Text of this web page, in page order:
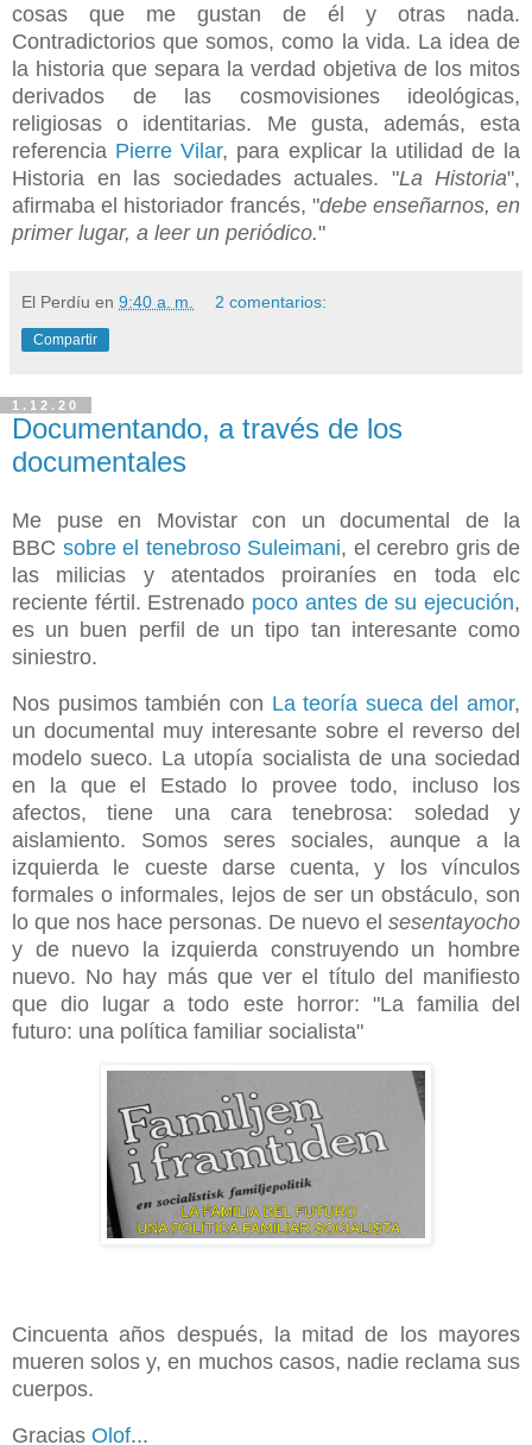
cosas que me gustan de él y otras nada.
Contradictorios que somos, como la vida. La idea de
la historia que separa la verdad objetiva de los mitos
derivados de las cosmovisiones ideológicas,
religiosas o identitarias. Me gusta, además, esta
referencia Pierre Vilar, para explicar la utilidad de la
Historia en las sociedades actuales. "La Historia",
afirmaba el historiador francés, "debe enseñarnos, en
primer lugar, a leer un periódico."
El Perdíu en 9:40 a. m. 2 comentarios:
Compartir
1.12.20
Documentando, a través de los
documentales
Me puse en Movistar con un documental de la
BBC sobre el tenebroso Suleimani, el cerebro gris de
las milicias y atentados proiraníes en toda elc
reciente fértil. Estrenado poco antes de su ejecución,
es un buen perfil de un tipo tan interesante como
siniestro.
Nos pusimos también con La teoría sueca del amor,
un documental muy interesante sobre el reverso del
modelo sueco. La utopía socialista de una sociedad
en la que el Estado lo provee todo, incluso los
afectos, tiene una cara tenebrosa: soledad y
aislamiento. Somos seres sociales, aunque a la
izquierda le cueste darse cuenta, y los vínculos
formales o informales, lejos de ser un obstáculo, son
lo que nos hace personas. De nuevo el sesentayocho
y de nuevo la izquierda construyendo un hombre
nuevo. No hay más que ver el título del manifiesto
que dio lugar a todo este horror: "La familia del
futuro: una política familiar socialista"
Cincuenta años después, la mitad de los mayores
mueren solos y, en muchos casos, nadie reclama sus
cuerpos.
Gracias Olof...